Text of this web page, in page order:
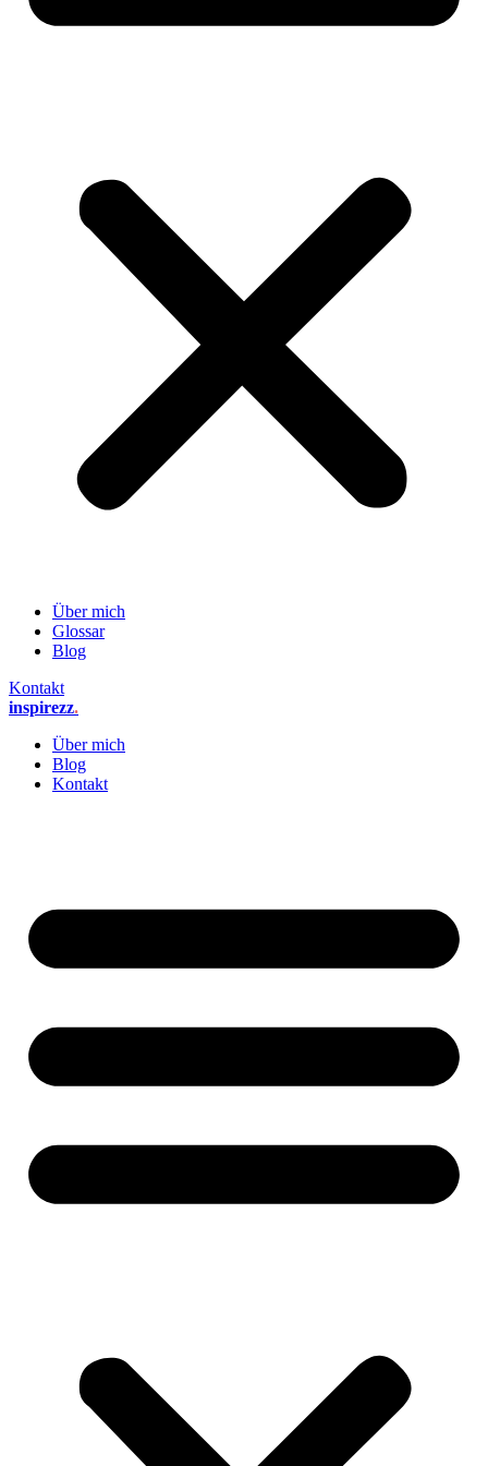
Über mich
Glossar
Blog
Kontakt
inspirezz.
Über mich
Blog
Kontakt